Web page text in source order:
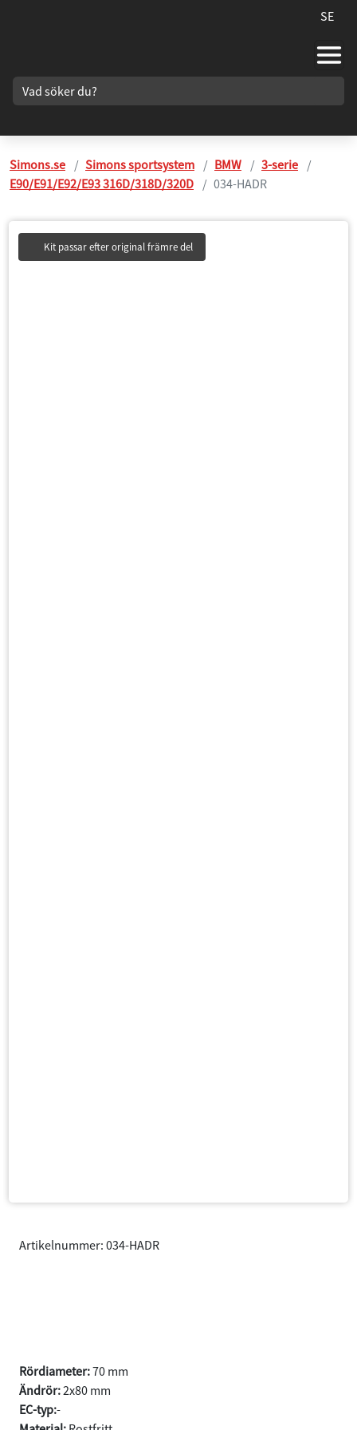
Denna webbplats använder cookies
SE
Simons.se Simons sportsystem BMW
3-serie
E90/E91/E92/E93 316D/318D/320D
034-HADR
Kit passar efter original främre del
Artikelnummer: 034-HADR
Rördiameter:70 mm
Ändrör:2x80 mm
EC-typ:-